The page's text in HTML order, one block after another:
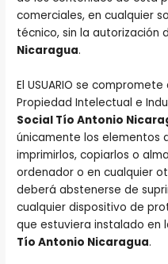
comerciales, en cualquier
técnico, sin la autorización
Nicaragua.
El USUARIO se
Propiedad Intelectual e
Social Tío Antonio
únicamente los elementos
imprimirlos, copiarlos o
ordenador o en cualquier
deberá abstenerse de
cualquier dispositivo de
que estuviera instalado en
Tío Antonio Nicaragua.